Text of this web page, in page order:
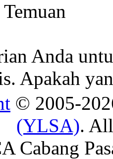
Anda
Apakah
© 2005-
(YLSA).
Cabang